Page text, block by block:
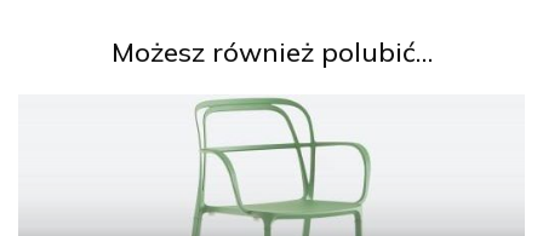
Możesz również polubić…